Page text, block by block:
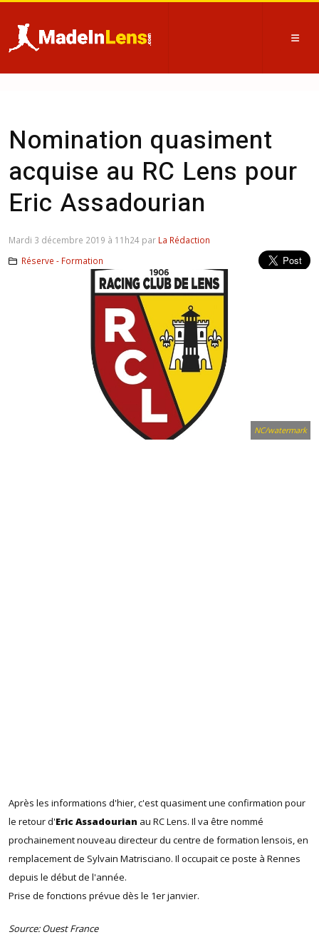
Nomination quasiment
acquise au RC Lens pour
Eric Assadourian
NC/watermark
Après les informations d'hier, c'est quasiment une confirmation pour
le retour d'Eric Assadourian au RC Lens. Il va être nommé
prochainement nouveau directeur du centre de formation lensois, en
remplacement de Sylvain Matrisciano. Il occupait ce poste à Rennes
depuis le début de l'année.
Prise de fonctions prévue dès le 1er janvier.
Source: Ouest France
Mardi 3 décembre 2019 à 11h24 par La Rédaction
Réserve - Formation